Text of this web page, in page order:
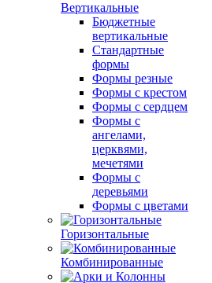
Вертикальные
Бюджетные
вертикальные
Стандартные
формы
Формы резные
Формы с крестом
Формы с сердцем
Формы с
ангелами,
церквями,
мечетями
Формы с
деревьями
Формы с цветами
Горизонтальные
Комбинированные